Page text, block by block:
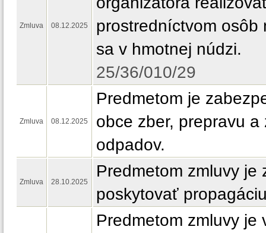
Zmluva 08.12.2025
prostredníctvom osôb
sa v hmotnej núdzi.
25/36/010/29
Zmluva 08.12.2025
Predmetom je
obce zber, prepravu
odpadov.
Zmluva 28.10.2025
Predmetom zmluvy je
poskytovať
Predmetom zmluvy je